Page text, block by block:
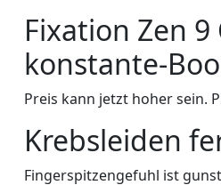
Fixation Zen
konstante-
Preis kann jetzt hoher sein.
Krebsleiden
Fingerspitzengefuhl ist